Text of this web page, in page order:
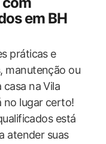
em BH
práticas e
manutenção ou
na Vila
no lugar certo!
está
atender suas